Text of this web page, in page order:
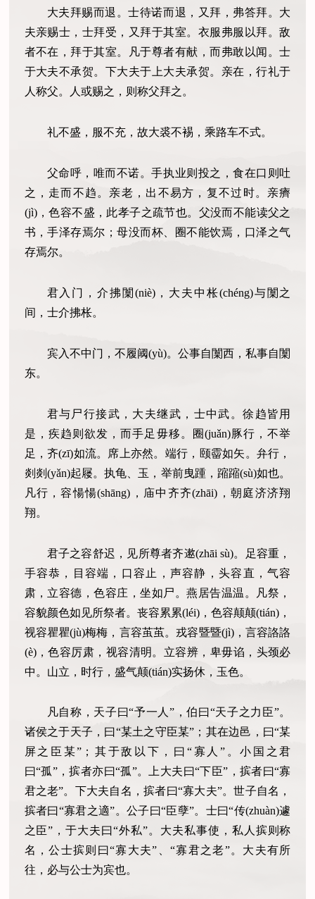
大夫拜赐而退。士待诺而退，又拜，弗答拜。大
夫亲赐士，士拜受，又拜于其室。衣服弗服以拜。敌
者不在，拜于其室。凡于尊者有献，而弗敢以闻。士
于大夫不承贺。下大夫于上大夫承贺。亲在，行礼于
人称父。人或赐之，则称父拜之。
礼不盛，服不充，故大裘不裼，乘路车不式。
父命呼，唯而不诺。手执业则投之，食在口则吐
之，走而不趋。亲老，出不易方，复不过时。亲癠
(jì)，色容不盛，此孝子之疏节也。父没而不能读父之
书，手泽存焉尔；母没而杯、圈不能饮焉，口泽之气
存焉尔。
君入门，介拂闑(niè)，大夫中枨(chéng)与闑之
间，士介拂枨。
宾入不中门，不履阈(yù)。公事自闑西，私事自闑
东。
君与尸行接武，大夫继武，士中武。徐趋皆用
是，疾趋则欲发，而手足毋移。圈(juǎn)豚行，不举
足，齐(zī)如流。席上亦然。端行，颐霤如矢。弁行，
剡剡(yǎn)起屦。执龟、玉，举前曳踵，蹜蹜(sù)如也。
凡行，容愓愓(shāng)，庙中齐齐(zhāi)，朝庭济济翔
翔。
君子之容舒迟，见所尊者齐遬(zhāi sù)。足容重，
手容恭，目容端，口容止，声容静，头容直，气容
肃，立容德，色容庄，坐如尸。燕居告温温。凡祭，
容貌颜色如见所祭者。丧容累累(léi)，色容颠颠(tián)，
视容瞿瞿(jù)梅梅，言容茧茧。戎容暨暨(jì)，言容詻詻
(è)，色容厉肃，视容清明。立容辨，卑毋谄，头颈必
中。山立，时行，盛气颠(tián)实扬休，玉色。
凡自称，天子曰“予一人”，伯曰“天子之力臣”。
诸侯之于天子，曰“某土之守臣某”；其在边邑，曰“某
屏之臣某”；其于敌以下，曰“寡人”。小国之君
曰“孤”，摈者亦曰“孤”。上大夫曰“下臣”，摈者曰“寡
君之老”。下大夫自名，摈者曰“寡大夫”。世子自名，
摈者曰“寡君之適”。公子曰“臣孽”。士曰“传(zhuàn)遽
之臣”，于大夫曰“外私”。大夫私事使，私人摈则称
名，公士摈则曰“寡大夫”、“寡君之老”。大夫有所
往，必与公士为宾也。